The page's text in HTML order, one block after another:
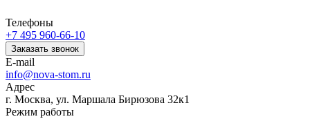
Телефоны
+7 495 960-66-10
Заказать звонок
E-mail
info@nova-stom.ru
Адрес
г. Москва, ул. Маршала Бирюзова 32к1
Режим работы